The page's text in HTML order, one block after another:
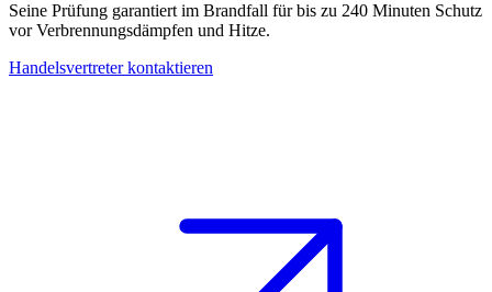
Seine Prüfung garantiert im Brandfall für bis zu 240 Minuten Schutz
vor Verbrennungsdämpfen und Hitze.
Handelsvertreter kontaktieren